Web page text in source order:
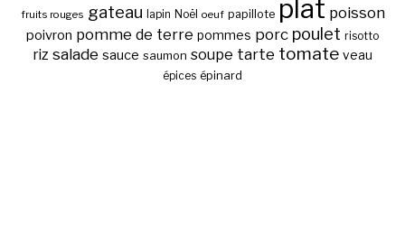
fruits rouges gateau lapin Noël oeuf papillote plat poisson
poivron pomme de terre pommes porc poulet risotto
riz salade sauce saumon soupe tarte tomate veau
épices épinard